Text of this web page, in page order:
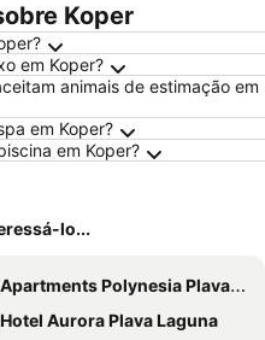
Koper
em Koper?
animais de estimação em
em Koper?
em Koper?
lo...
Apartments Polynesia Plava Laguna
Hotel Aurora Plava Laguna